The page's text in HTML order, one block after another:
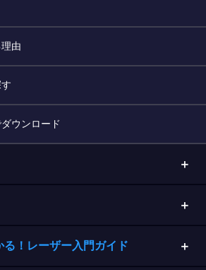
由
ウンロード
る！レーザー入門ガイド